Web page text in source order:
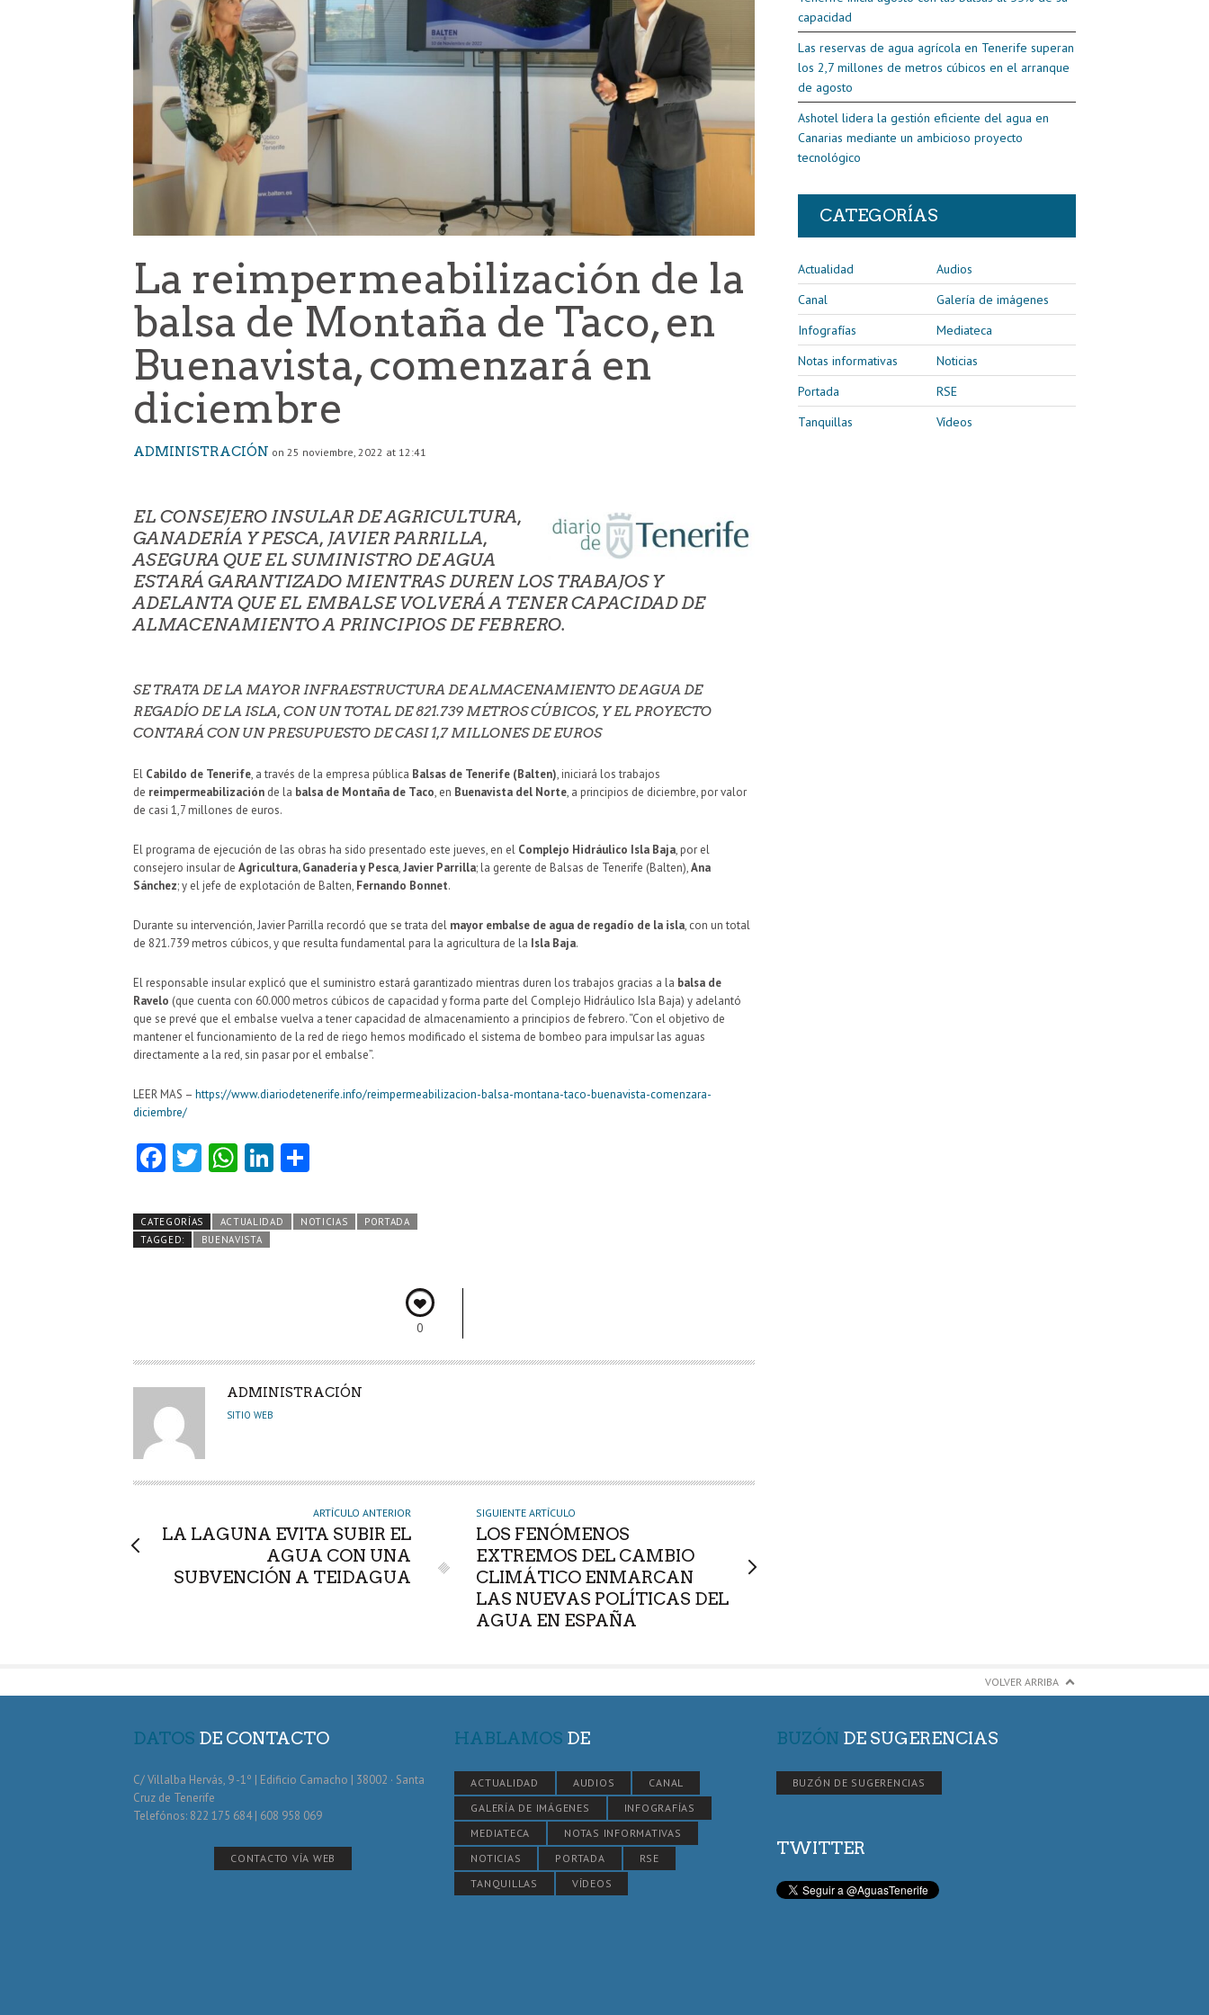
La reimpermeabilización de la
balsa de Montaña de Taco, en
Buenavista, comenzará en
diciembre
ADMINISTRACIÓN on 25 noviembre, 2022 at 12:41
EL CONSEJERO INSULAR DE AGRICULTURA,
GANADERÍA Y PESCA, JAVIER PARRILLA,
ASEGURA QUE EL SUMINISTRO DE AGUA
ESTARÁ GARANTIZADO MIENTRAS DUREN LOS TRABAJOS Y
ADELANTA QUE EL EMBALSE VOLVERÁ A TENER CAPACIDAD DE
ALMACENAMIENTO A PRINCIPIOS DE FEBRERO.
SE TRATA DE LA MAYOR INFRAESTRUCTURA DE ALMACENAMIENTO DE AGUA DE
REGADÍO DE LA ISLA, CON UN TOTAL DE 821.739 METROS CÚBICOS, Y EL PROYECTO
CONTARÁ CON UN PRESUPUESTO DE CASI 1,7 MILLONES DE EUROS
El Cabildo de Tenerife, a través de la empresa pública Balsas de Tenerife (Balten), iniciará los trabajos
de reimpermeabilización de la balsa de Montaña de Taco, en Buenavista del Norte, a principios de diciembre, por valor
de casi 1,7 millones de euros.
El programa de ejecución de las obras ha sido presentado este jueves, en el Complejo Hidráulico Isla Baja, por el
consejero insular de Agricultura, Ganadería y Pesca,Javier Parrilla; la gerente de Balsas de Tenerife (Balten),Ana
Sánchez; y el jefe de explotación de Balten, Fernando Bonnet.
Durante su intervención, Javier Parrilla recordó que se trata del mayor embalse de agua de regadío de la isla, con un total
de 821.739 metros cúbicos, y que resulta fundamental para la agricultura de la Isla Baja.
El responsable insular explicó que el suministro estará garantizado mientras duren los trabajos gracias a la balsa de
Ravelo (que cuenta con 60.000 metros cúbicos de capacidad y forma parte del Complejo Hidráulico Isla Baja) y adelantó
que se prevé que el embalse vuelva a tener capacidad de almacenamiento a principios de febrero. “Con el objetivo de
mantener el funcionamiento de la red de riego hemos modificado el sistema de bombeo para impulsar las aguas
directamente a la red, sin pasar por el embalse”.
LEER MAS – https://www.diariodetenerife.info/reimpermeabilizacion-balsa-montana-taco-buenavista-comenzara-
diciembre/
Fa
b
o
T
itt
er
W
ts
A
Li
e m
CATEGORÍAS ACTUALIDAD NOTICIAS
PORTADA
TAGGED:
BUENAVISTA
0
A
U
R
ADMINISTRACIÓN
SITIO WEB
ARTÍCULO ANTERIOR
LA LAGUNA EVITA SUBIR EL
AGUA CON UNA
SUBVENCIÓN A TEIDAGUA
SIGUIENTE ARTÍCULO
LOS FENÓMENOS
EXTREMOS DEL CAMBIO
CLIMÁTICO ENMARCAN
LAS NUEVAS POLÍTICAS DEL
AGUA EN ESPAÑA
capacidad
Las reservas de agua agrícola en Tenerife superan
los 2,7 millones de metros cúbicos en el arranque
de agosto
Ashotel lidera la gestión eficiente del agua en
Canarias mediante un ambicioso proyecto
tecnológico
CATEGORÍAS
Actualidad
Audios
Canal
Galería de imágenes
Infografías
Mediateca
Notas informativas
Noticias
Portada
RSE
Tanquillas
Vídeos
VOLVER ARRIBA
DATOS DE CONTACTO
C/ Villalba Hervás, 9 -1º | Edificio Camacho | 38002 · Santa
Cruz de Tenerife
Telefónos: 822 175 684 | 608 958 069
CONTACTO VÍA WEB
HABLAMOS DE
ACTUALIDAD AUDIOS
CANAL
GALERÍA DE IMÁGENES
INFOGRAFÍAS
MEDIATECA
NOTAS INFORMATIVAS
NOTICIAS
PORTADA
RSE
TANQUILLAS
VÍDEOS
BUZÓN DE SUGERENCIAS
BUZÓN DE SUGERENCIAS
TWITTER